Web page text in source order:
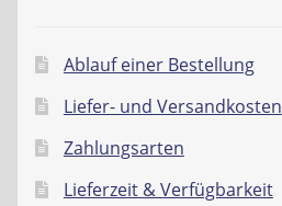
Ablauf einer Bestellung
Liefer- und Versandkosten
Zahlungsarten
Lieferzeit & Verfügbarkeit